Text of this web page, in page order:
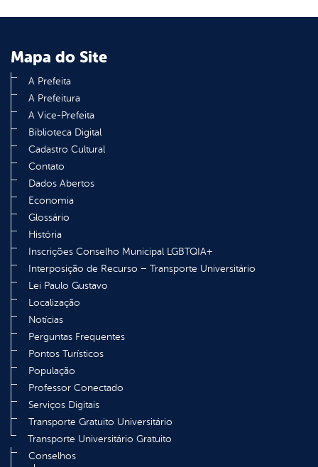
Mapa do Site
A Prefeita
A Prefeitura
A Vice-Prefeita
Biblioteca Digital
Cadastro Cultural
Contato
Dados Abertos
Economia
Glossário
História
Inscrições Conselho Municipal LGBTQIA+
Interposição de Recurso – Transporte Universitário
Lei Paulo Gustavo
Localização
Notícias
Perguntas Frequentes
Pontos Turísticos
População
Professor Conectado
Serviços Digitais
Transporte Gratuito Universitário
Transporte Universitário Gratuito
Conselhos